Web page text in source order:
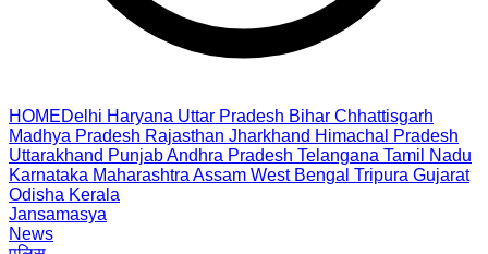
HOMEDelhi Haryana Uttar Pradesh Bihar Chhattisgarh
Madhya Pradesh Rajasthan Jharkhand Himachal Pradesh
Uttarakhand PunjabAndhra Pradesh Telangana Tamil Nadu
Karnataka Maharashtra Assam West Bengal Tripura Gujarat
Odisha Kerala
Jansamasya
News